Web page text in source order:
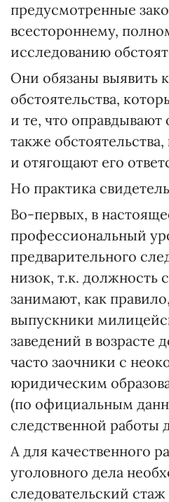
предусмотренные
всестороннему,
исследованию
Они обязаны выявить
обстоятельства,
и те, что оправдывают
также
и отягощают его
Но практика
Во-первых, в
профессиональный
предварительного
низок, т.к. должность
занимают, как
выпускники
заведений в возрасте
часто заочники с
юридическим
(по официальным
следственной работы
А для качественного
уголовного дела
следовательский